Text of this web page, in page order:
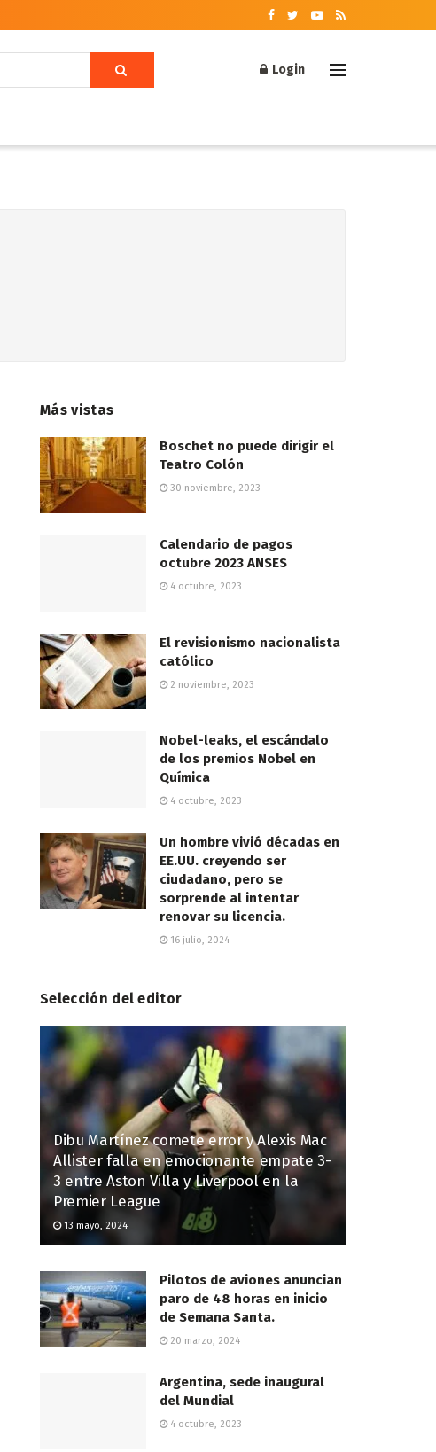
Login
Más vistas
Boschet no puede dirigir el
Teatro Colón
30 noviembre, 2023
Calendario de pagos
octubre 2023 ANSES
4 octubre, 2023
El revisionismo nacionalista
católico
2 noviembre, 2023
Nobel-leaks, el escándalo
de los premios Nobel en
Química
4 octubre, 2023
Un hombre vivió décadas en
EE.UU. creyendo ser
ciudadano, pero se
sorprende al intentar
renovar su licencia.
16 julio, 2024
Selección del editor
Dibu Martínez comete error y Alexis Mac
Allister falla en emocionante empate 3-
3 entre Aston Villa y Liverpool en la
Premier League
13 mayo, 2024
Pilotos de aviones anuncian
paro de 48 horas en inicio
de Semana Santa.
20 marzo, 2024
Argentina, sede inaugural
del Mundial
4 octubre, 2023